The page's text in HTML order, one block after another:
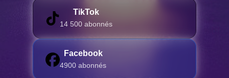
TikTok
14 500 abonnés
Facebook
4900 abonnés